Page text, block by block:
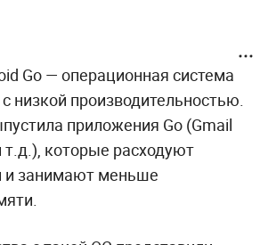
Go — операционная система
низкой производительностью.
приложения Go (Gmail
т.д.), которые расходуют
и занимают меньше